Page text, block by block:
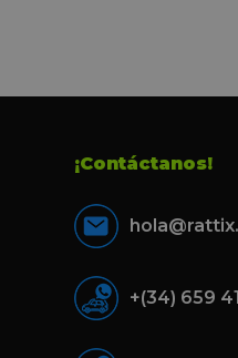
¡Contáctanos!
+(34) 659